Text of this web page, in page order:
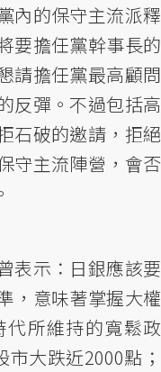
內的保守主流派釋
要擔任黨幹事長的
請擔任黨最高顧問
反彈。不過包括高
石破的邀請，拒絕
守主流陣營，會否
表示：日銀應該要
，意味著掌握大權
所維持的寬鬆政
大跌近2000點；